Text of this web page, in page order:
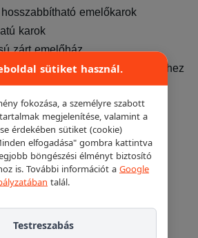
emelőkarok
karok
zárt emelőház
elektromos autók emeléséhez
kg
2 285 mm
95 mm
2 155 mm
123 mm
sütiket használ.
fokozása, a személyre szabott
megjelenítése, valamint a
érdekében sütiket (cookie)
elfogadása" gombra kattintva
böngészési élményt biztosító
is. További információt a Google
talál.
Testreszabás